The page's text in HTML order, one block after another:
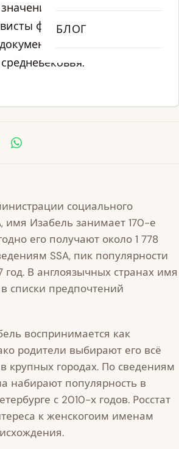
БЛОГ
связанное с особый
фиксируют это имя в
начиная с раннего
средневековья.
социального
Изабель занимает 170-е
его получают около 1 778
SSA, пик популярности
В англоязычных странах имя
списки предпочтений
воспринимается как
родители выбирают его всё
крупных городах. По сведениям
набирают популярность в
с 2010-х годов. Росстат
к женскогоим именам